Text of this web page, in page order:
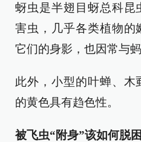
蚜虫是半翅目蚜总科昆
害虫，几乎各类植物的
它们的身影，也因常与
此外，小型的叶蝉、木
的黄色具有趋色性。
被飞虫“附身”该如何脱